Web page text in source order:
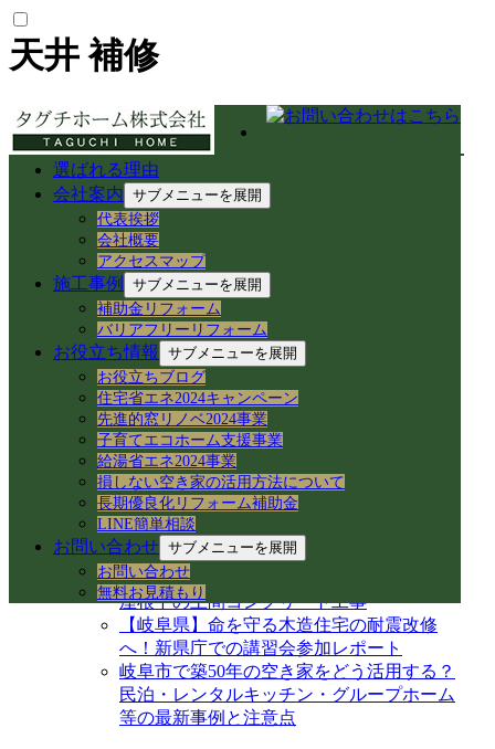
天井 補修
選ばれる理由
会社案内 サブメニューを展開
代表挨拶
会社概要
アクセスマップ
施工事例
サブメニューを展開
補助金リフォーム
バリアフリーリフォーム
お役立ち情報
サブメニューを展開
お役立ちブログ
住宅省エネ2024キャンペーン
先進的窓リノベ2024事業
子育てエコホーム支援事業
給湯省エネ2024事業
損しない空き家の活用方法について
長期優良化リフォーム補助金
LINE簡単相談
お問い合わせ サブメニューを展開
お問い合わせ
無料お見積もり
最新の投稿
【中山道今須宿】歴史と空き家再生が交差
する街！徳川家康ゆかりの石や妙応寺架道
橋を巡る
【空き家から空き家へ】家具レスキューで
地域おこし協力隊の新生活＆民泊活用を支
援！
岐阜県各務原市での空き家売買｜確定測量
と境界杭設置（境界確定）の重要性
岐阜県各務原市｜賃貸住宅の売却準備！退
去前の室内確認と修繕のご相談
岐阜市のアパートでシャワーホースを交
換！アダプター適合の注意点と水漏れ対策
岐阜県各務原市の空き家・賃貸管理｜入居
者募集とDIY補修のリアル
【岐阜県各務原市】事務所の大掃除＆床ワ
ックス掛けを実施！綺麗な職場環境を保つ
手順とコツ
岐阜県各務原市｜減築リフォームとテラス
屋根下の土間コンクリート工事
【岐阜県】命を守る木造住宅の耐震改修
へ！新県庁での講習会参加レポート
岐阜市で築50年の空き家をどう活用する？
民泊・レンタルキッチン・グループホーム
等の最新事例と注意点